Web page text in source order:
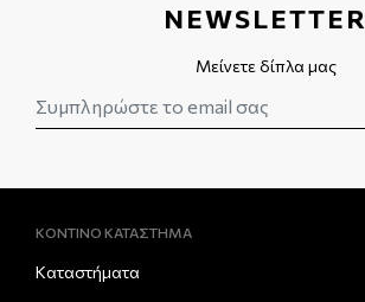
NEWSLETTER
Μείνετε δίπλα μας
ΚΟΝΤΙΝΟ ΚΑΤΑΣΤΗΜΑ
Καταστήματα